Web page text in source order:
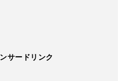
サードリンク